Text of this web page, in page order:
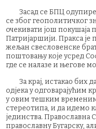
Засад се БПЦ
се због геополитичког
очекивати још покушаја
Патријаршији. Пракса је
жељан свесловенске
поштовању које усред
где се налазе и његове
За крај, истакао бих
одјека у одговарајућим
у овим тешким
стереотипа, и да идемо
јединства. Православна
православну Бугарску,